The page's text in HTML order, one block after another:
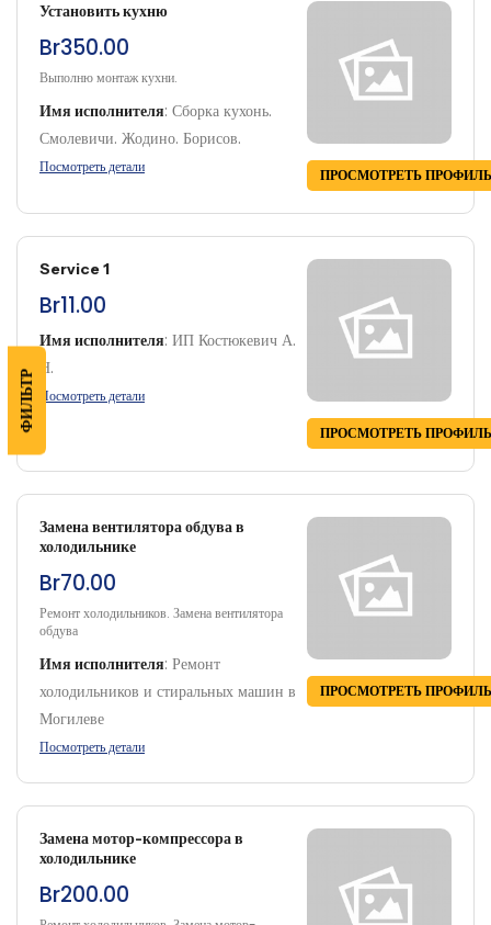
Установить кухню
Br350.00
Выполню монтаж кухни.
Имя исполнителя: Сборка кухонь.
Смолевичи. Жодино. Борисов.
Посмотреть детали ПРОСМОТРЕТЬ
Service 1
Br11.00
Имя исполнителя: ИП Костюкевич А.
Н.
Посмотреть детали
ПРОСМОТРЕТЬ
Замена вентилятора обдува в
холодильнике
Br70.00
Ремонт холодильников. Замена вентилятора
обдува
Имя исполнителя: Ремонт
холодильников и стиральных машин в
Могилеве
Посмотреть детали
ПРОСМОТРЕТЬ
Замена мотор-компрессора в
холодильнике
Br200.00
ФИЛЬТР